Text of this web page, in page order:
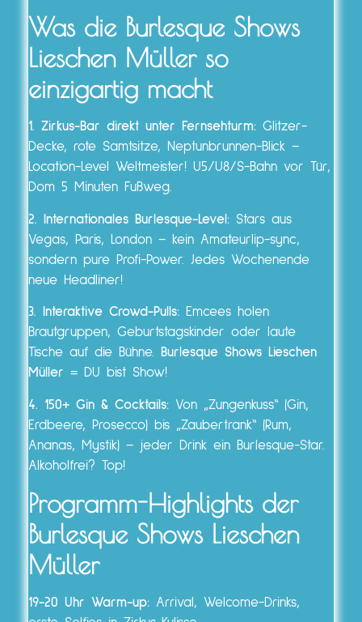
Was die Burlesque Shows
Lieschen Müllerso
einzigartig macht
1. Zirkus-Bar direkt unter Fernsehturm: Glitzer-
Decke, rote Samtsitze, Neptunbrunnen-Blick –
Location-Level Weltmeister! U5/U8/S-Bahn vor Tür,
Dom 5 Minuten Fußweg.
2. Internationales Burlesque-Level: Stars aus
Vegas, Paris, London – kein Amateurlip-sync,
sondern pure Profi-Power. Jedes Wochenende
neue Headliner!
3. Interaktive Crowd-Pulls: Emcees holen
Brautgruppen, Geburtstagskinder oder laute
Tische auf die Bühne.
Burlesque Shows Lieschen
Müller = DU bist Show!
4. 150+ Gin & Cocktails: Von „Zungenkuss“ (Gin,
Erdbeere, Prosecco) bis „Zaubertrank“ (Rum,
Ananas, Mystik) – jeder Drink ein Burlesque-Star.
Alkoholfrei? Top!
Programm-Highlights der
Burlesque Shows Lieschen
Müller
19-20 Uhr Warm-up: Arrival, Welcome-Drinks,